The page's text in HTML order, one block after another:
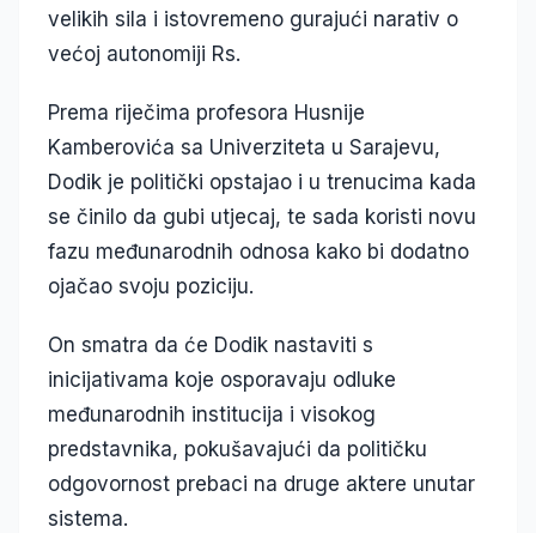
velikih sila i istovremeno gurajući narativ o
većoj autonomiji Rs.
Prema riječima profesora Husnije
Kamberovića sa Univerziteta u Sarajevu,
Dodik je politički opstajao i u trenucima kada
se činilo da gubi utjecaj, te sada koristi novu
fazu međunarodnih odnosa kako bi dodatno
ojačao svoju poziciju.
On smatra da će Dodik nastaviti s
inicijativama koje osporavaju odluke
međunarodnih institucija i visokog
predstavnika, pokušavajući da političku
odgovornost prebaci na druge aktere unutar
sistema.